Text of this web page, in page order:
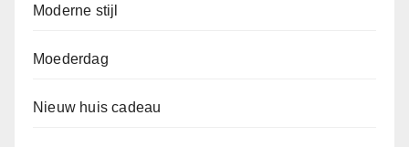
Moderne stijl
Moederdag
Nieuw huis cadeau